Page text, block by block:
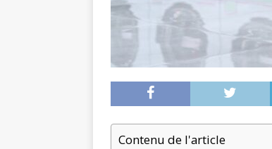
Contenu de l'article